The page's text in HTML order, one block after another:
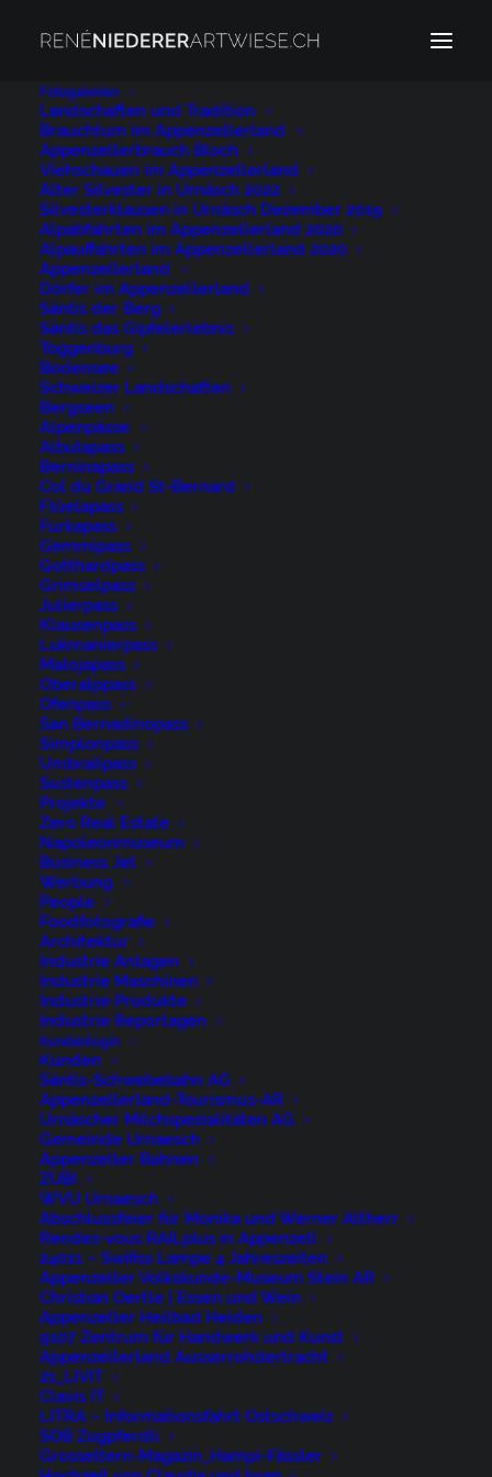
Fotogalerien
Landschaften und Tradition
Brauchtum im Appenzellerland
Appenzellerbrauch Bloch
Viehschauen im Appenzellerland
Alter Silvester in Urnäsch 2022
Silvesterklausen in Urnäsch Dezember 2019
Alpabfahrten im Appenzellerland 2020
Alpauffahrten im Appenzellerland 2020
Appenzellerland
Dörfer im Appenzellerland
Säntis der Berg
Säntis das Gipfelerlebnis
Toggenburg
Bodensee
Schweizer Landschaften
Bergseen
Alpenpässe
Albulapass
Berninapass
Col du Grand St-Bernard
Flüelapass
Furkapass
Gemmipass
Gotthardpass
Grimselpass
Julierpass
Klausenpass
Lukmanierpass
Malojapass
Oberalppass
Ofenpass
San Bernadinopass
Simplonpass
Umbrailpass
Sustenpass
Projekte
Zero Real Estate
Napoleonmuseum
Business Jet
Werbung
People
Foodfotografie
Architektur
Industrie Anlagen
Industrie Maschinen
Industrie Produkte
Industrie Reportagen
Kundenlogin
Kunden
Säntis-Schwebebahn AG
Appenzellerland-Tourismus-AR
Urnäscher Milchspezialitäten AG
Gemeinde Urnaesch
Appenzeller Bahnen
ZUBI
WVU Urnaesch
Abschlussfeier für Monika und Werner Altherr
Rendez-vous RAILplus in Appenzell
24011 – Swifiss Lampe 4 Jahreszeiten
Appenzeller Volkskunde-Museum Stein AR
Christian Oertle | Essen und Wein
Appenzeller Heilbad Heiden
9107 Zentrum für Handwerk und Kunst
Appenzellerland Ausserrohdertracht
21_LIVIT
Clavis IT
LITRA – Informationsfahrt Ostschweiz
SOB Zugpferdli
Grosseltern-Magazin_Hampi-Fässler
Title
Alle Bilder als Zip-Datei
ZIP Datei Download über WeTransfer
Jedes Bild einzeln herunterladen
Download von Zip-Datei und einzelner Bilder über
René Niederer Fotografie
Nürigstrasse 4
CH 9107 Urnäsch
Switzerland
Phone: +41 79 262 46 52
niederer@artwiese.ch
© 2026 ARTWIESE.